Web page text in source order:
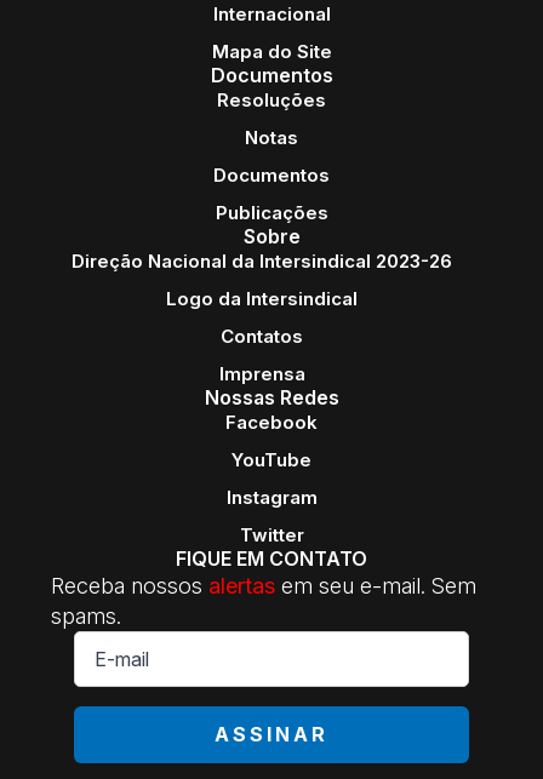
Internacional
Mapa do Site
Documentos
Resoluções
Notas
Documentos
Publicações
Sobre
Direção Nacional da Intersindical 2023-26
Logo da Intersindical
Contatos
Imprensa
Nossas Redes
Facebook
YouTube
Instagram
Twitter
FIQUE EM CONTATO
Receba nossos alertas em seu e-mail. Sem
spams.
E-
mail
ASSINAR